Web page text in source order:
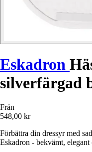
Eskadron
silverfärgad
Från
548,00 kr
Förbättra din dressyr med
Eskadron - bekvämt,